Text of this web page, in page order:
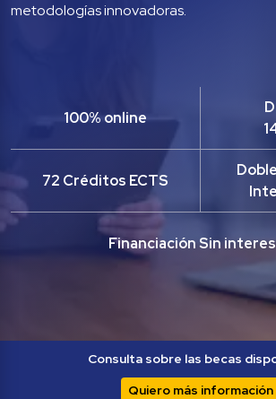
metodologías innovadoras.
100% online
72 Créditos ECTS
Financiación Sin
Consulta sobre las becas
Quiero más información